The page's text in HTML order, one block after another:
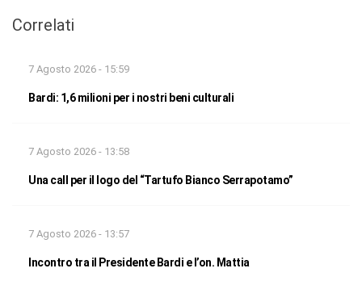
Correlati
7 Agosto 2026 - 15:59
Bardi: 1,6 milioni per i nostri beni culturali
7 Agosto 2026 - 13:58
Una call per il logo del “Tartufo Bianco Serrapotamo”
7 Agosto 2026 - 13:57
Incontro tra il Presidente Bardi e l’on. Mattia